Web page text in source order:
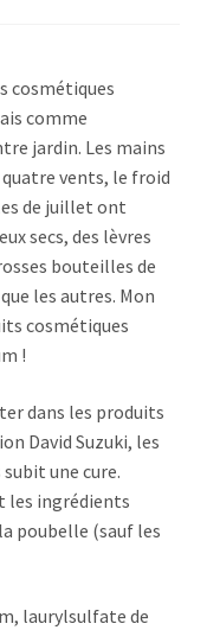
cosmétiques
comme
jardin. Les mains
quatre vents, le froid
de juillet ont
secs, des lèvres
bouteilles de
les autres. Mon
cosmétiques
!
dans les produits
David Suzuki, les
une cure.
les ingrédients
poubelle (sauf les
laurylsulfate de